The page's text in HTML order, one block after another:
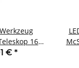
16-
50mm
€ *